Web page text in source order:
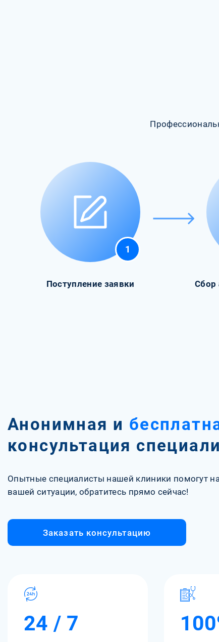
1
Поступление заявки Сбор
Анонимная и
консультация
Опытные специалисты нашей клиники помогут
вашей ситуации, обратитесь прямо сейчас!
Заказать консультацию
24 / 7